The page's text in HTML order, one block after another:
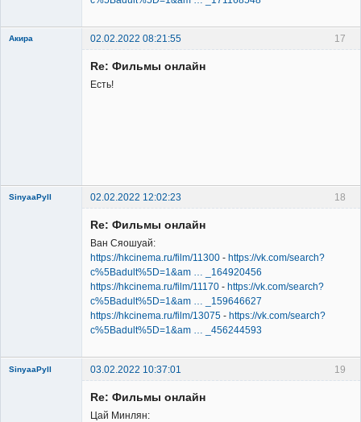
17
Акира 02.02.2022 08:21:55
Re: Фильмы онлайн
Есть!
18
SinyaaPyll 02.02.2022 12:02:23
Re: Фильмы онлайн
Ван Сяошуай:
https://hkcinema.ru/film/11300 - https://vk.com/search?
c%5Badult%5D=1&am … _164920456
https://hkcinema.ru/film/11170 - https://vk.com/search?
c%5Badult%5D=1&am … _159646627
https://hkcinema.ru/film/13075 - https://vk.com/search?
c%5Badult%5D=1&am … _456244593
19
SinyaaPyll 03.02.2022 10:37:01
Re: Фильмы онлайн
Цай Минлян: